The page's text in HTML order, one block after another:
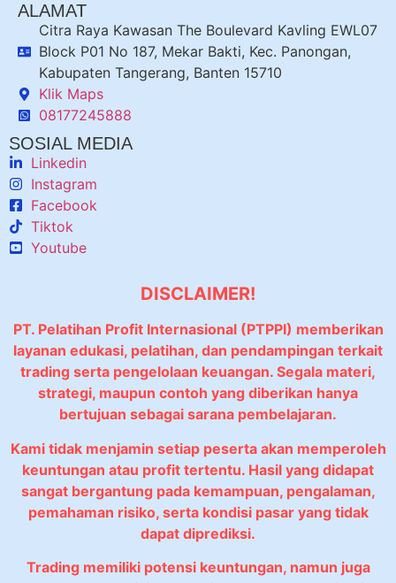
ALAMAT
Citra Raya Kawasan The Boulevard Kavling EWL07
Block P01 No 187, Mekar Bakti, Kec. Panongan,
Kabupaten Tangerang, Banten 15710
Klik Maps
08177245888
SOSIAL MEDIA
Linkedin
Instagram
Facebook
Tiktok
Youtube
DISCLAIMER!
PT. Pelatihan Profit Internasional (PTPPI) memberikan
layanan edukasi, pelatihan, dan pendampingan terkait
trading serta pengelolaan keuangan. Segala materi,
strategi, maupun contoh yang diberikan hanya
bertujuan sebagai sarana pembelajaran.
Kami tidak menjamin setiap peserta akan memperoleh
keuntungan atau profit tertentu. Hasil yang didapat
sangat bergantung pada kemampuan, pengalaman,
pemahaman risiko, serta kondisi pasar yang tidak
dapat diprediksi.
Trading memiliki potensi keuntungan, namun juga